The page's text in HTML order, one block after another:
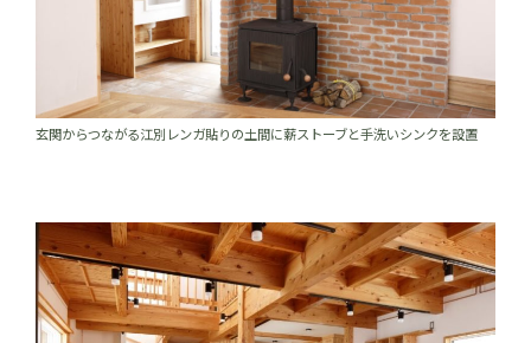
玄関からつながる江別レンガ貼りの土間に薪ストーブと手洗いシンクを設置